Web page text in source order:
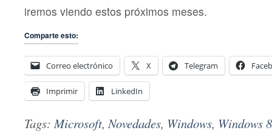
iremos viendo estos próximos meses.
Comparte esto:
Correo electrónico X Telegram
Imprimir LinkedIn
Tags:Microsoft,Novedades, Windows, Windows 8